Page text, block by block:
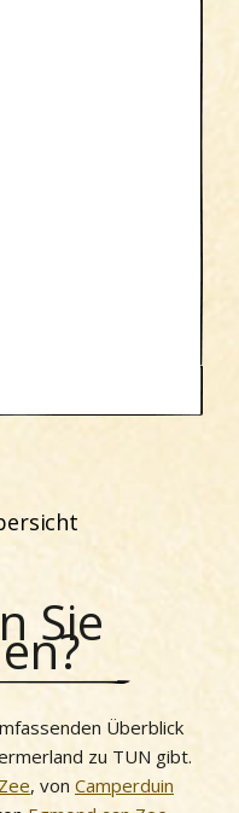
Sie
Überblick
zu TUN gibt.
, von Camperduin